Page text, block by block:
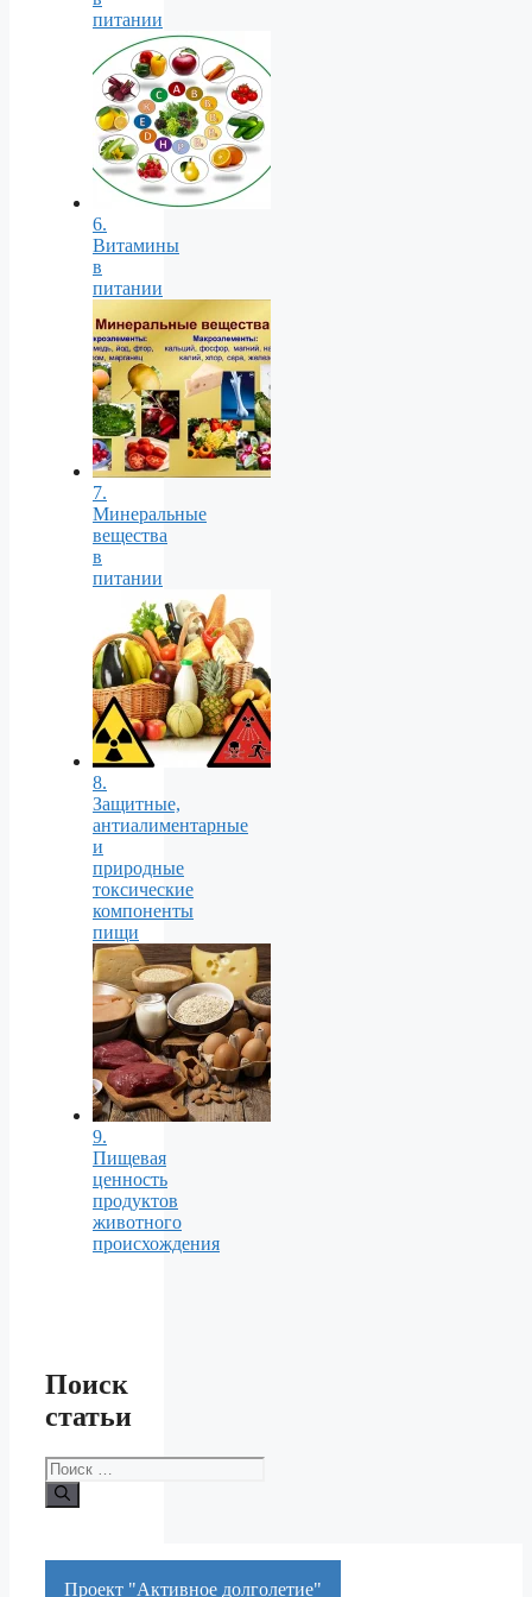
питании
6.
Витамины
в
питании
7.
Минеральные
вещества
в
питании
8.
Защитные,
антиалиментарные
и
природные
токсические
компоненты
пищи
9.
Пищевая
ценность
продуктов
животного
происхождения
Поиск
статьи
Поиск:
Проект "Активное долголетие"